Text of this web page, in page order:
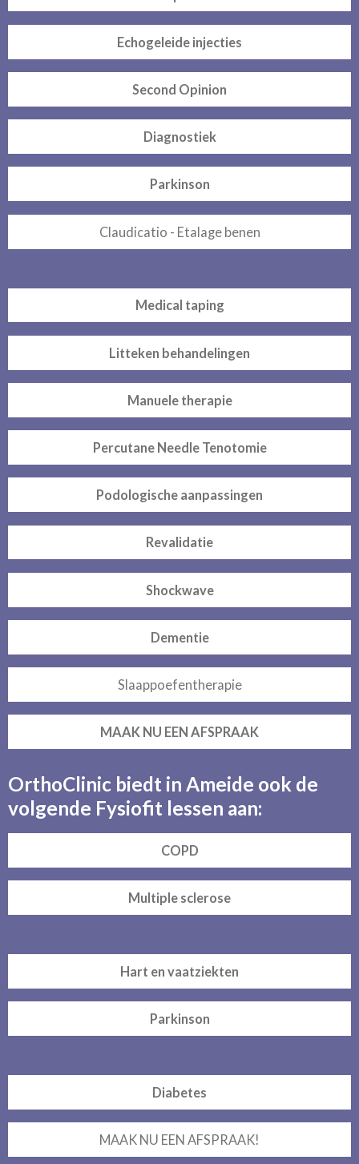
Echogeleide injecties
Second Opinion
Diagnostiek
Parkinson
Claudicatio - Etalage benen
Medical taping
Litteken behandelingen
Manuele therapie
Percutane Needle Tenotomie
Podologische aanpassingen
Revalidatie
Shockwave
Dementie
Slaappoefentherapie
MAAK NU EEN AFSPRAAK
OrthoClinic biedt in Ameide ook de
volgende Fysiofit lessen aan:
COPD
Multiple sclerose
Hart en vaatziekten
Parkinson
Diabetes
MAAK NU EEN AFSPRAAK!